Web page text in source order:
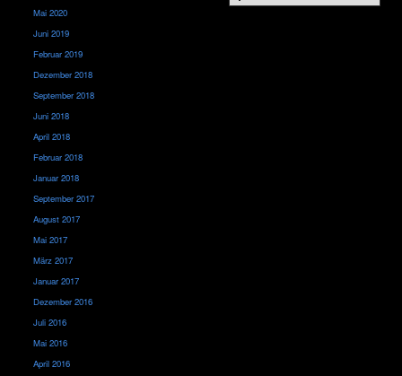
Mai 2020
Juni 2019
Februar 2019
Dezember 2018
September 2018
Juni 2018
April 2018
Februar 2018
Januar 2018
September 2017
August 2017
Mai 2017
März 2017
Januar 2017
Dezember 2016
Juli 2016
Mai 2016
April 2016